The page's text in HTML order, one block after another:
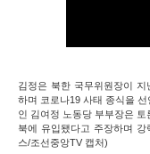
김정은 북한 국무위원장이
하며 코로나19 사태 종식을
인 김여정 노동당 부부장은
북에 유입됐다고 주장하며
스/조선중앙TV 캡처)